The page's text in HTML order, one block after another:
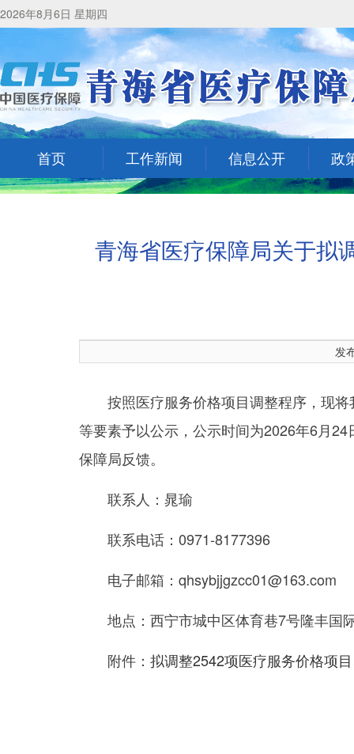
2026年8月6日 星期四
首页 工作新闻 信息公开 政
青海省医疗保障局关于拟
发
按照医疗服务价格项目调整程序，现将
等要素予以公示，公示时间为2026年6月
保障局反馈。
联系人：晁瑜
联系电话：0971-8177396
电子邮箱：qhsybjjgzcc01@163.com
地点：西宁市城中区体育巷7号隆丰国
附件： 拟调整2542项医疗服务价格项